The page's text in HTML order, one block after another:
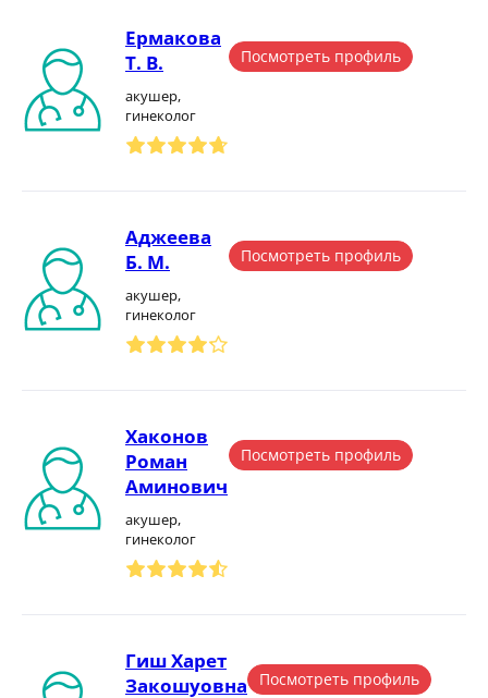
Ермакова
Т. В.
акушер,
гинеколог
Посмотреть профиль
Аджеева
Б. М.
акушер,
гинеколог
Посмотреть профиль
Хаконов
Роман
Аминович
акушер,
гинеколог
Посмотреть профиль
Гиш Харет
Закошуовна
Посмотреть профиль